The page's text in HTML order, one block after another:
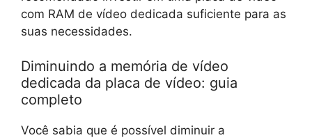
com RAM de vídeo dedicada suficiente para as
suas necessidades.
Diminuindo a memória de vídeo
dedicada da placa de vídeo: guia
completo
Você sabia que é possível diminuir a